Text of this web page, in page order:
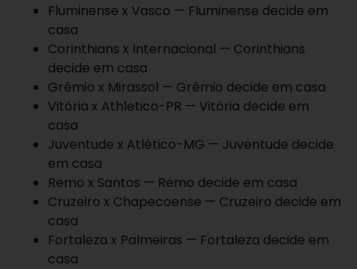
Fluminense x Vasco — Fluminense decide em
casa
Corinthians x Internacional — Corinthians
decide em casa
Grêmio x Mirassol — Grêmio decide em casa
Vitória x Athletico-PR — Vitória decide em
casa
Juventude x Atlético-MG — Juventude decide
em casa
Remo x Santos — Remo decide em casa
Cruzeiro x Chapecoense — Cruzeiro decide em
casa
Fortaleza x Palmeiras — Fortaleza decide em
casa